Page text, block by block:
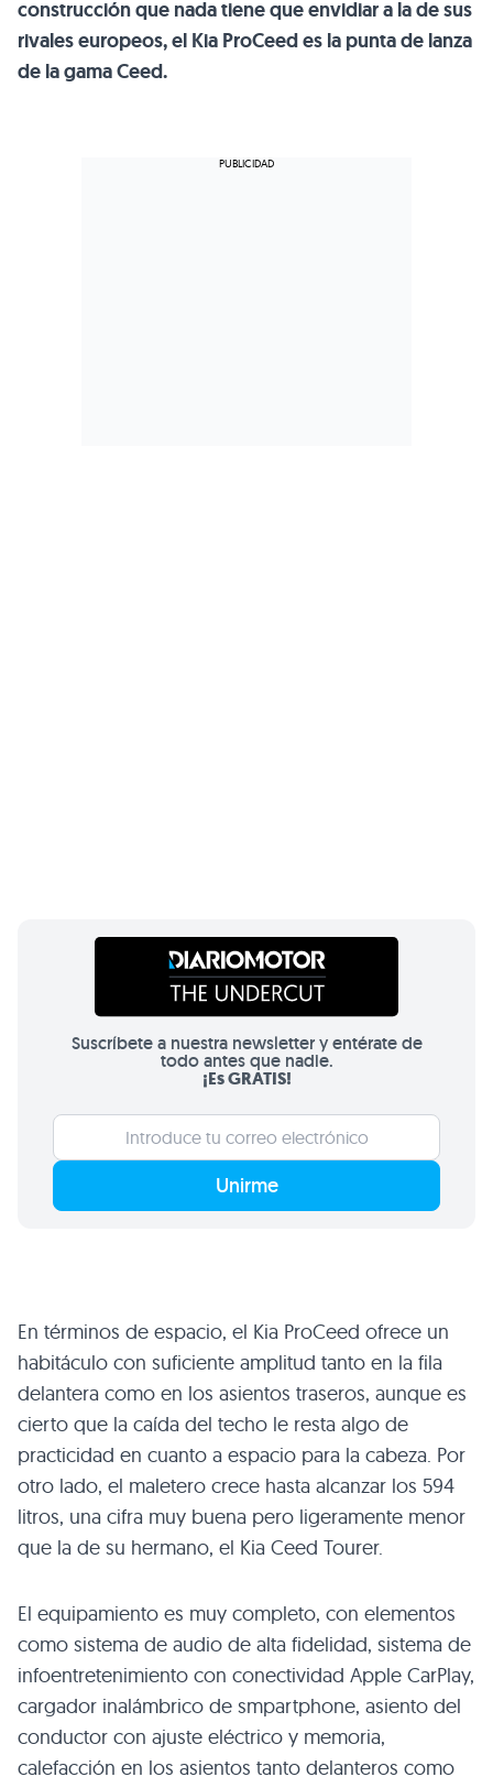
construcción que nada tiene que envidiar a la de sus
rivales europeos, el Kia ProCeed es la punta de lanza
de la gama Ceed.
Suscríbete a nuestra newsletter y entérate de
todo antes que nadie.
¡Es GRATIS!
Unirme
En términos de espacio, el Kia ProCeed ofrece un
habitáculo con suficiente amplitud tanto en la fila
delantera como en los asientos traseros, aunque es
cierto que la caída del techo le resta algo de
practicidad en cuanto a espacio para la cabeza. Por
otro lado, el maletero crece hasta alcanzar los 594
litros, una cifra muy buena pero ligeramente menor
que la de su hermano, el Kia Ceed Tourer.
El equipamiento es muy completo, con elementos
como sistema de audio de alta fidelidad, sistema de
infoentretenimiento con conectividad Apple CarPlay,
cargador inalámbrico de smpartphone, asiento del
conductor con ajuste eléctrico y memoria,
calefacción en los asientos tanto delanteros como